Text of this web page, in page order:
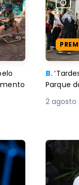
B.
Parque
2 agosto